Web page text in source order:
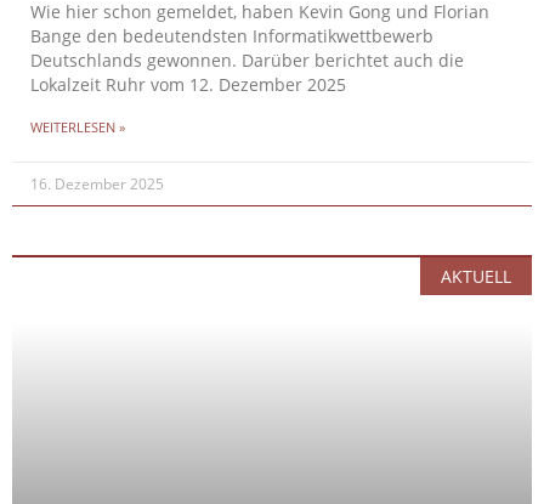
Wie hier schon gemeldet, haben Kevin Gong und Florian
Bange den bedeutendsten Informatikwettbewerb
Deutschlands gewonnen. Darüber berichtet auch die
Lokalzeit Ruhr vom 12. Dezember 2025
WEITERLESEN »
16. Dezember 2025
AKTUELL